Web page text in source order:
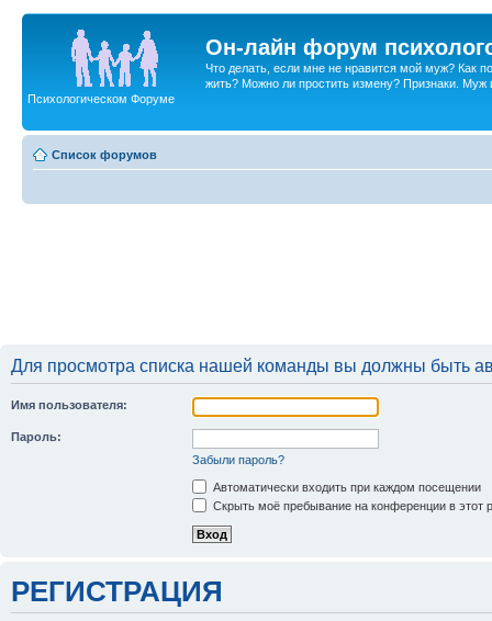
Он-лайн форум
Что делать, если мне не нравится мой муж? Как
жить? Можно ли простить измену? Признаки. Муж
Психологическом Форуме
Список форумов
Для просмотра списка нашей команды вы должны быть
Имя пользователя:
Пароль:
Забыли пароль?
Автоматически входить при каждом посещении
Скрыть моё пребывание на конференции в этот
РЕГИСТРАЦИЯ